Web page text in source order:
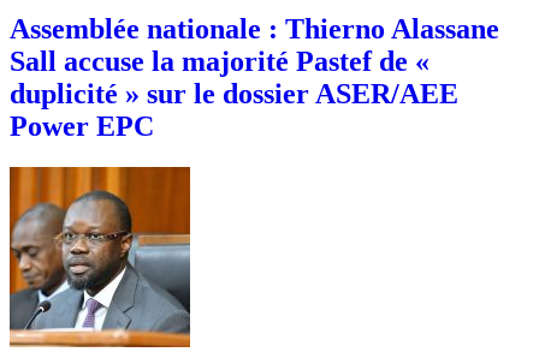
Assemblée nationale : Thierno Alassane
Sall accuse la majorité Pastef de «
duplicité » sur le dossier ASER/AEE
Power EPC